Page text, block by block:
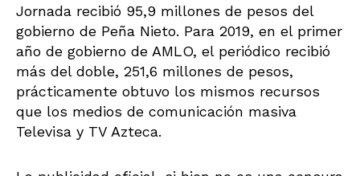
Jornada recibió 95,9 millones de pesos del
gobierno de Peña Nieto. Para 2019, en el primer
año de gobierno de AMLO, el periódico recibió
más del doble, 251,6 millones de pesos,
prácticamente obtuvo los mismos recursos
que los medios de comunicación masiva
Televisa y TV Azteca.